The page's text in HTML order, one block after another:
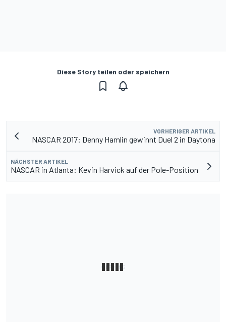
Diese Story teilen oder speichern
VORHERIGER ARTIKEL
NASCAR 2017: Denny Hamlin gewinnt Duel 2 in Daytona
NÄCHSTER ARTIKEL
NASCAR in Atlanta: Kevin Harvick auf der Pole-Position